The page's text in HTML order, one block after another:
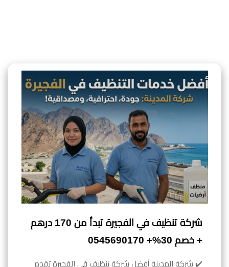
شركة تنظيف في الفجيرة تبدأ من 170 درهم
+ خصم 30%+ 0545690170
✔️ شركة المدينة أفضل شركة تنظيف في الفجيرة تقدم